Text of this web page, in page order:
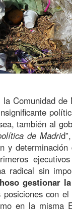
Comunidad
también al
de Madri
y
radical sin
gestionar
con
en la misma